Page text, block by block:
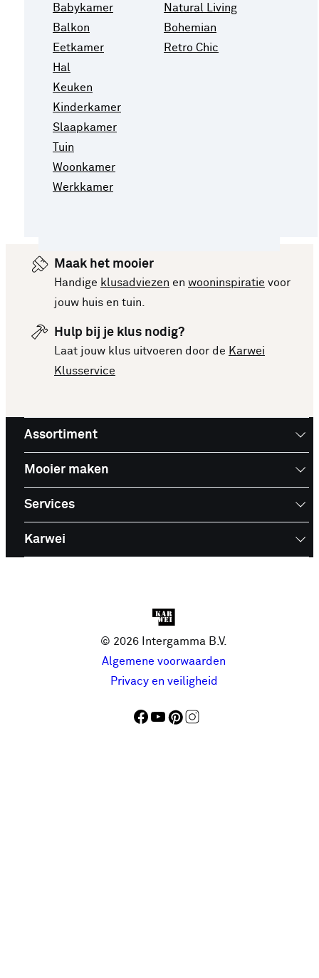
Babykamer
Balkon
Eetkamer
Hal
Keuken
Kinderkamer
Slaapkamer
Tuin
Woonkamer
Werkkamer
Natural Living
Bohemian
Retro Chic
Maak het mooier
Handige klusadviezen en wooninspiratie voor
jouw huis en tuin.
Hulp bij je klus nodig?
Laat jouw klus uitvoeren door de Karwei
Klusservice
Assortiment
Mooier maken
Services
Karwei
© 2026 Intergamma B.V.
Algemene voorwaarden
Privacy en veiligheid